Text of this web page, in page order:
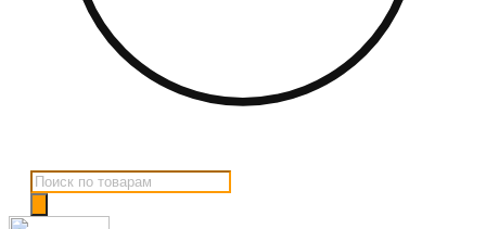
Поиск
товаров